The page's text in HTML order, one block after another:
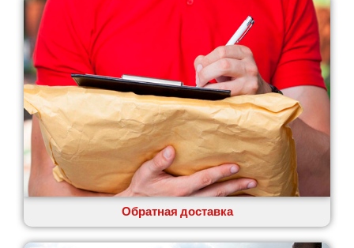
Обратная доставка